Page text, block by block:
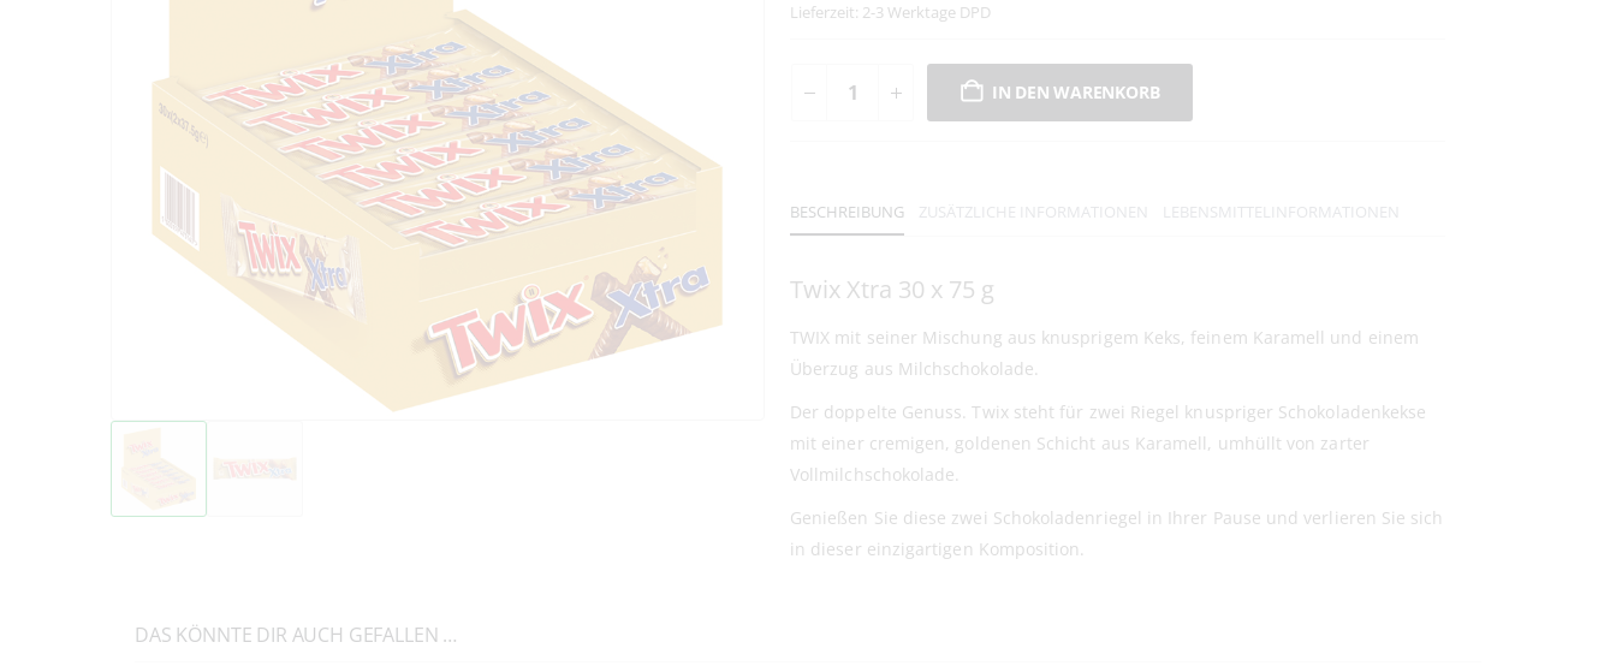
Lieferzeit: 2-3 Werktage DPD
IN DEN WARENKORB
BESCHREIBUNG ZUSÄTZLICHE INFORMATIONEN LEBENSMITTELINFORMATIONEN
Twix Xtra 30 x 75 g
TWIX mit seiner Mischung aus knusprigem Keks, feinem Karamell und einem
Überzug aus Milchschokolade.
Der doppelte Genuss. Twix steht für zwei Riegel knuspriger Schokoladenkekse
mit einer cremigen, goldenen Schicht aus Karamell, umhüllt von zarter
Vollmilchschokolade.
Genießen Sie diese zwei Schokoladenriegel in Ihrer Pause und verlieren Sie sich
in dieser einzigartigen Komposition.
DAS KÖNNTE DIR AUCH GEFALLEN …